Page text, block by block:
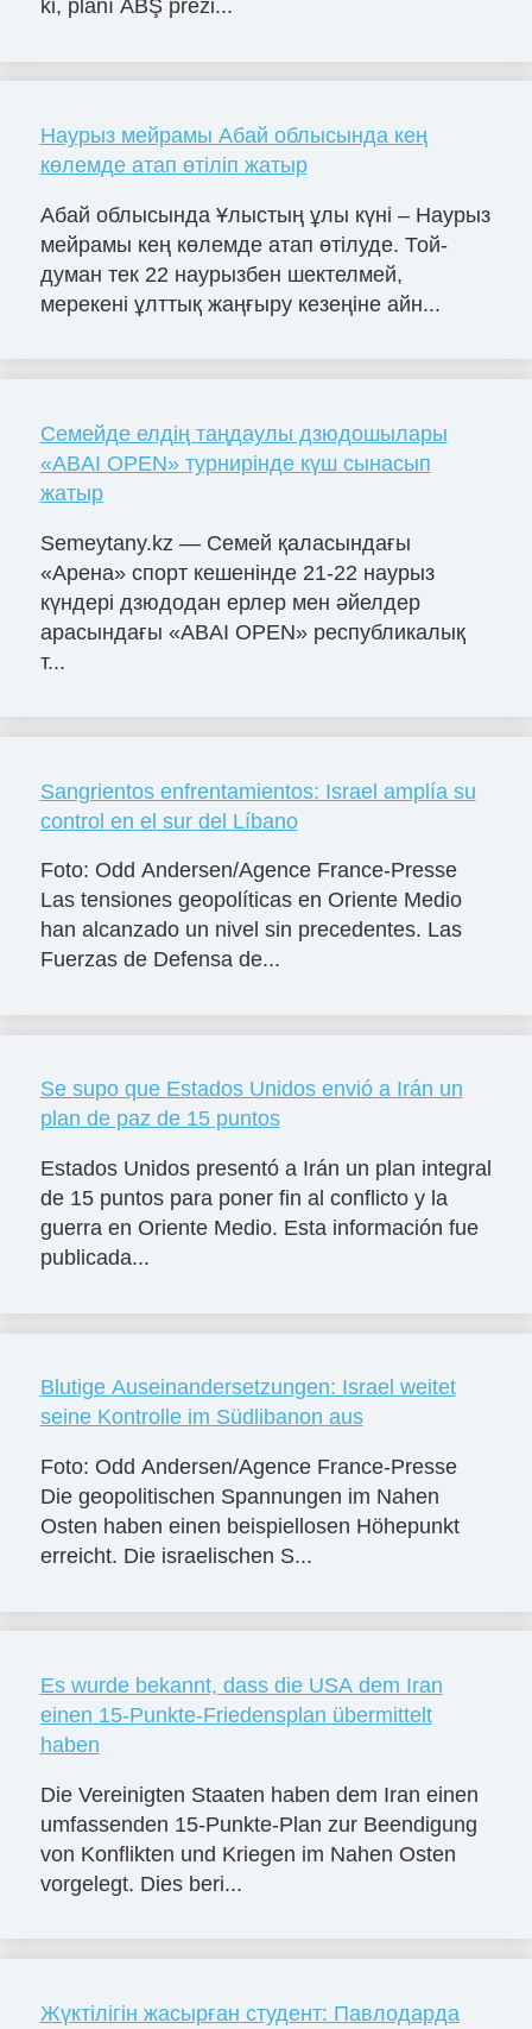
ki, planı ABŞ prezi...
Наурыз мейрамы Абай облысында кең
көлемде атап өтіліп жатыр
Абай облысында Ұлыстың ұлы күні – Наурыз
мейрамы кең көлемде атап өтілуде. Той-
думан тек 22 наурызбен шектелмей,
мерекені ұлттық жаңғыру кезеңіне айн...
Семейде елдің таңдаулы дзюдошылары
«ABAI OPEN» турнирінде күш сынасып
жатыр
Semeytany.kz — Семей қаласындағы
«Арена» спорт кешенінде 21-22 наурыз
күндері дзюдодан ерлер мен әйелдер
арасындағы «ABAI OPEN» республикалық
т...
Sangrientos enfrentamientos: Israel amplía su
control en el sur del Líbano
Foto: Odd Andersen/Agence France-Presse
Las tensiones geopolíticas en Oriente Medio
han alcanzado un nivel sin precedentes. Las
Fuerzas de Defensa de...
Se supo que Estados Unidos envió a Irán un
plan de paz de 15 puntos
Estados Unidos presentó a Irán un plan integral
de 15 puntos para poner fin al conflicto y la
guerra en Oriente Medio. Esta información fue
publicada...
Blutige Auseinandersetzungen: Israel weitet
seine Kontrolle im Südlibanon aus
Foto: Odd Andersen/Agence France-Presse
Die geopolitischen Spannungen im Nahen
Osten haben einen beispiellosen Höhepunkt
erreicht. Die israelischen S...
Es wurde bekannt, dass die USA dem Iran
einen 15-Punkte-Friedensplan übermittelt
haben
Die Vereinigten Staaten haben dem Iran einen
umfassenden 15-Punkte-Plan zur Beendigung
von Konflikten und Kriegen im Nahen Osten
vorgelegt. Dies beri...
Жүктілігін жасырған студент: Павлодарда